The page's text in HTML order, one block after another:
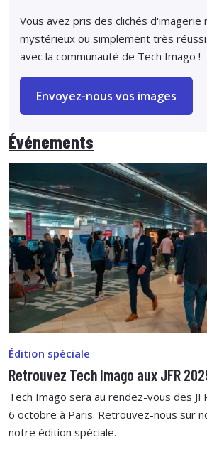
Vous avez pris des clichés d'imagerie
mystérieux ou simplement très
avec la communauté de Tech Imago !
Envoyez-nous vos images
Événements
Édition spéciale
Retrouvez Tech Imago aux JFR
Tech Imago sera au rendez-vous des
6 octobre à Paris. Retrouvez-nous sur
notre édition spéciale.